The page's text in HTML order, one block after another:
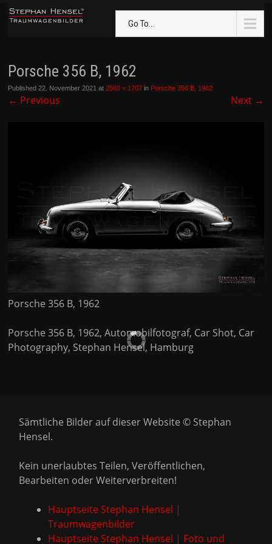
Go To...
Porsche 356 B, 1962
Published22. November 2021 at2560 × 1707 in Porsche 356 B, 1962
← Previous Next →
Porsche 356 B, 1962
Porsche 356 B, 1962, Automobilfotograf, Car Shot, Car
Photography, Stephan Hensel, Hamburg
Sämtliche Bilder auf dieser Website © Stephan
Hensel.
Kein unerlaubtes Teilen, Veröffentlichen,
Bearbeiten oder Weiterverbreiten!
Hauptseite Stephan Hensel |
Traumwagenbilder
Hauptseite Stephan Hensel | Foto und